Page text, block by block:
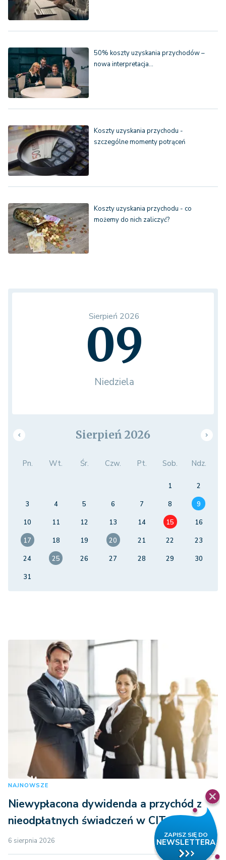
50% koszty uzyskania przychodów –
nowa interpretacja…
Koszty uzyskania przychodu -
szczególne momenty potrąceń
Koszty uzyskania przychodu - co
możemy do nich zaliczyć?
Sierpień 2026
09
Niedziela
Sierpień 2026
Pn. Wt. Śr. Czw. Pt. Sob. Ndz.
1
2
3
4 5 6 7 8
9
10
11 12 13 14 15
16
17
18 19 20 21 22
23
24
25 26 27 28 29
30
31
NAJNOWSZE
Niewypłacona dywidenda a przychód z
nieodpłatnych świadczeń w CIT
6 sierpnia 2026